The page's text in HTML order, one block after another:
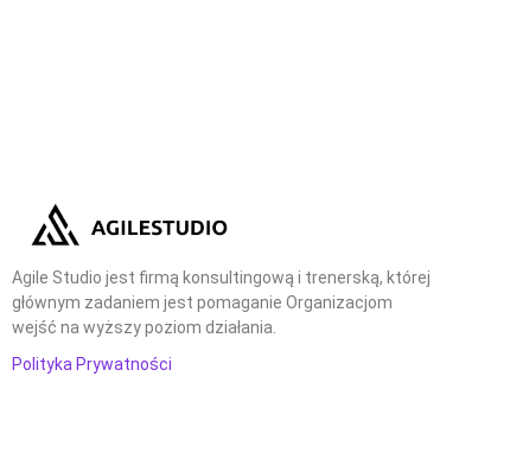
Agile Studio jest firmą konsultingową i trenerską, której
głównym zadaniem jest pomaganie Organizacjom
wejść na wyższy poziom działania.
Polityka Prywatności